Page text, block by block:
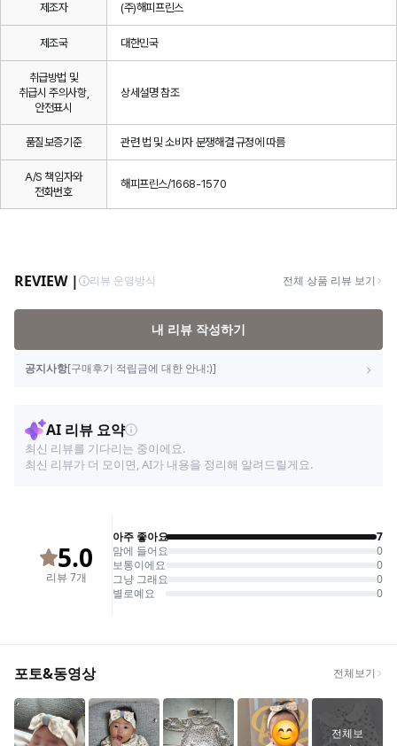
제조자 (주)해피프린스
제조국 대한민국
취급방법 및
취급시 주의사항,
안전표시
상세설명 참조
품질보증기준 관련 법 및 소비자 분쟁해결 규정에 따름
A/S 책임자와
전화번호
해피프린스/1668-1570